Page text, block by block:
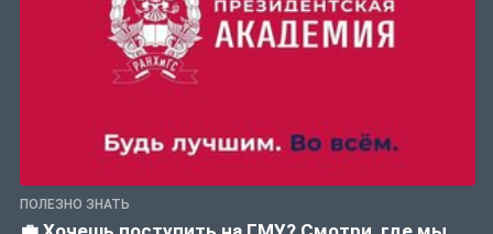
ПОЛЕЗНО ЗНАТЬ